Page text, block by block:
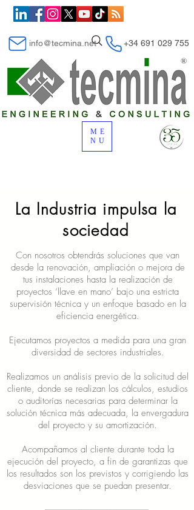
ME
NU
+34 691 029 755
info@tecmina.net
La Industria impulsa la
sociedad
Con nosotros obtendrás soluciones que van
desde la renovación, ampliación o mejora de
tus instalaciones hasta la realización de
proyectos ‘llave en mano’ bajo una estricta
supervisión técnica y un enfoque basado en la
eficiencia energética.
Ejecutamos proyectos a medida para una gran
diversidad de sectores industriales.
Realizamos un análisis previo de la solicitud del
cliente, donde se realizan los cálculos, estudios
o auditorías necesarias para determinar la
solución técnica más adecuada, la envergadura
del proyecto y su amortización.
Acompañamos al cliente durante toda la
ejecución del proyecto, a fin de garantizas que
los resultados son los previstos y corrigiendo las
desviaciones que se puedan presentar.